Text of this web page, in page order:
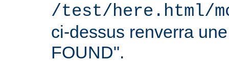
/test/here.html/
ci-dessus renverra
FOUND".